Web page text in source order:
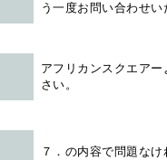
う一度お問い合わせ
アフリカンスクエアー
さい。
７．の内容で問題な